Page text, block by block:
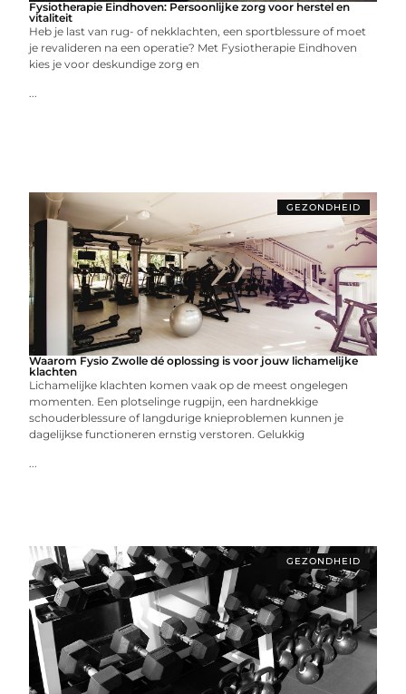
Fysiotherapie Eindhoven: Persoonlijke zorg voor herstel en
vitaliteit
Heb je last van rug- of nekklachten, een sportblessure of moet
je revalideren na een operatie? Met Fysiotherapie Eindhoven
kies je voor deskundige zorg en
...
GEZONDHEID
Waarom Fysio Zwolle dé oplossing is voor jouw lichamelijke
klachten
Lichamelijke klachten komen vaak op de meest ongelegen
momenten. Een plotselinge rugpijn, een hardnekkige
schouderblessure of langdurige knieproblemen kunnen je
dagelijkse functioneren ernstig verstoren. Gelukkig
...
GEZONDHEID